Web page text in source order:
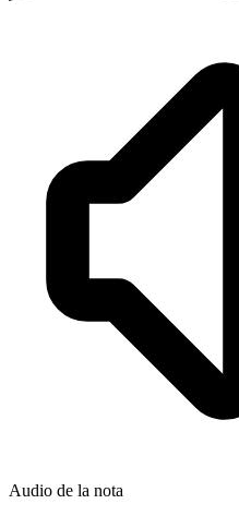
Audio de la nota